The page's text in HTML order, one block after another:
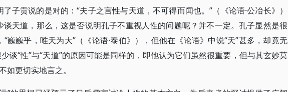
子贡说的是对的：“夫子之言性与天道，不可得而闻也。”（《论语·公冶长》）
谈天道，那么，这是否说明孔子不重视人性的问题呢？并不一定。孔子显然是很
巍巍乎，唯天为大”（《论语·泰伯》），但他在《论语》中说“天”甚多，却竟无
谈“性”与“天道”的原因可能是同样的，即他认为它们虽然很重要，但与其玄妙莫
如更切实地言之。